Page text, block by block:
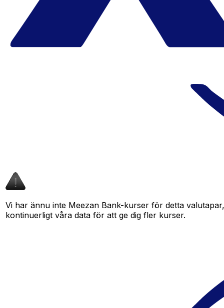
Vi har ännu inte Meezan Bank-kurser för detta
kontinuerligt våra data för att ge dig fler kurser.